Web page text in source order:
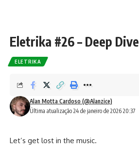
Eletrika #26 – Deep Dive
ELETRIKA
Última atualização 24 de janeiro de 2026 20:37
Alan Motta Cardoso (@Alanzice)
Let’s get lost in the music.